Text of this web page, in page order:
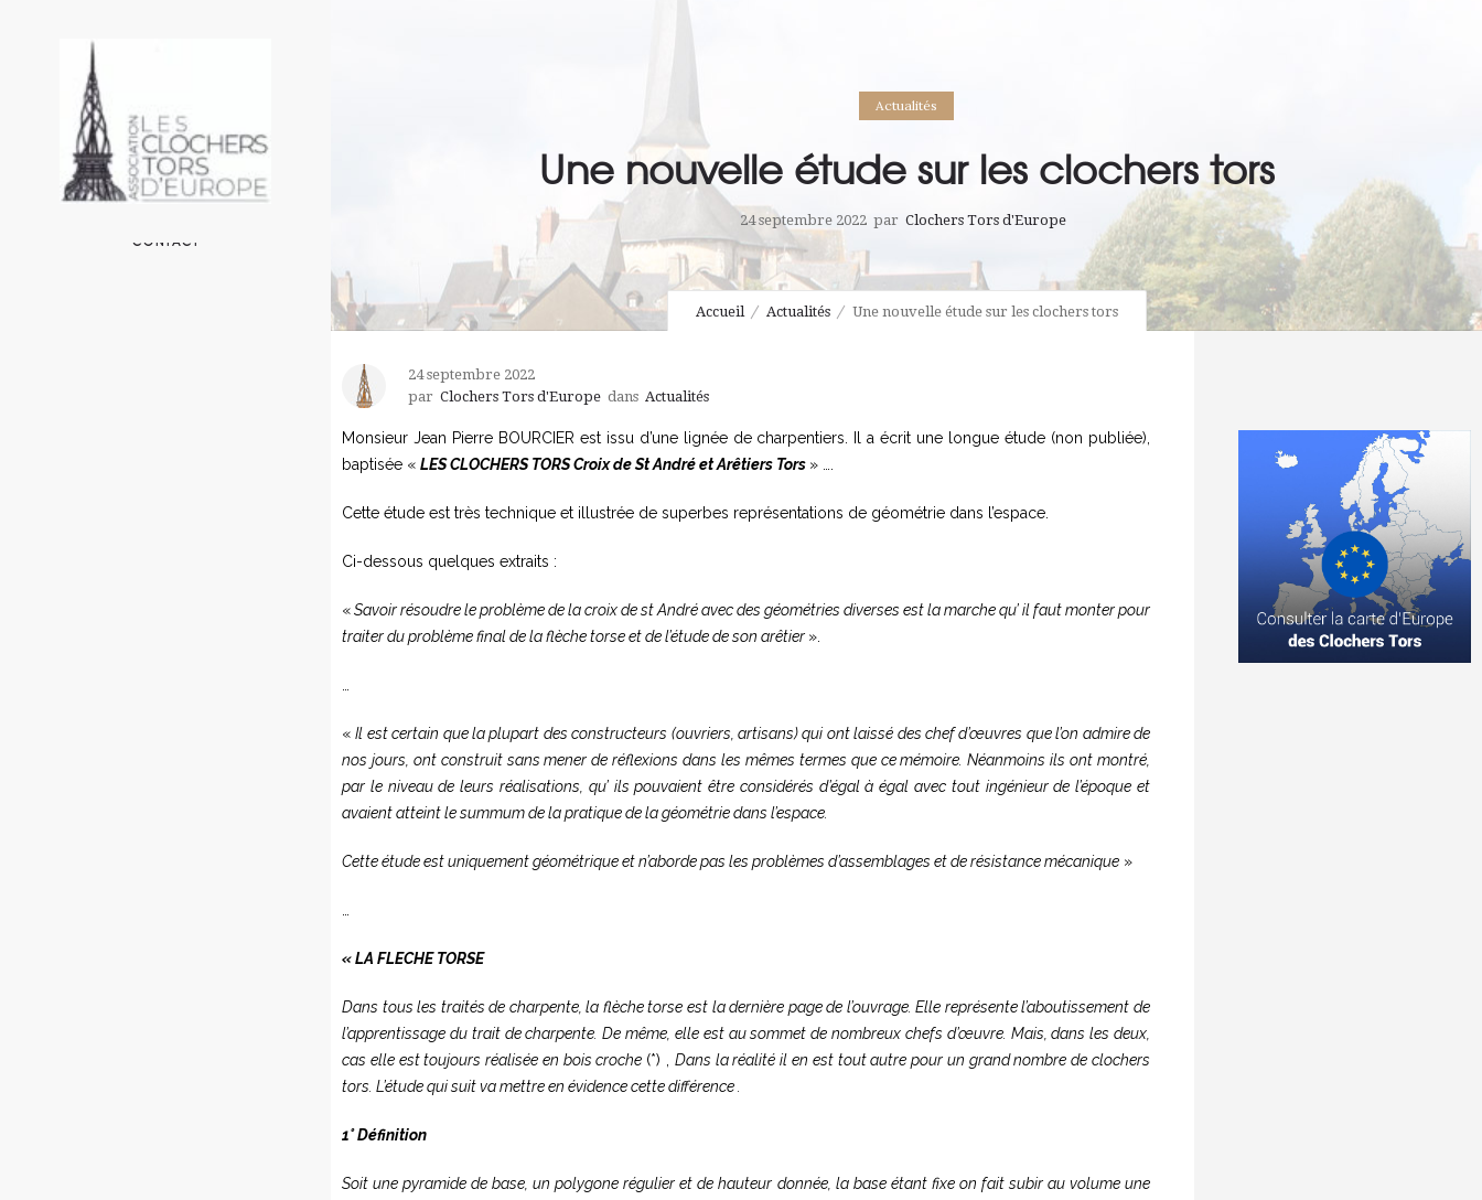
LES CLOCHERS EN EUROPE
UN PEU DE TECHNIQUE
AUTOUR DE L’ASSOCIATION
CONTACT
Actualités
Une nouvelle étude sur les clochers tors
24 septembre 2022 par Clochers Tors d'Europe
Accueil Actualités Une nouvelle étude sur les clochers tors
24 septembre 2022
par Clochers Tors d'Europe dans Actualités
Monsieur Jean Pierre BOURCIER est issu d’une lignée de charpentiers. Il a écrit une longue étude (non publiée),
baptisée « LES CLOCHERS TORS Croix de St André et Arêtiers Tors » ….
Cette étude est très technique et illustrée de superbes représentations de géométrie dans l’espace.
Ci-dessous quelques extraits :
«Savoir résoudre le problème de la croix de st André avec des géométries diverses est la marche qu’ il faut monter pour
traiter du problème final de la flèche torse et de l’étude de son arêtier ».
«Il est certain que la plupart des constructeurs (ouvriers, artisans) qui ont laissé des chef d’œuvres que l’on admire de
nos jours, ont construit sans mener de réflexions dans les mêmes termes que ce mémoire. Néanmoins ils ont montré,
par le niveau de leurs réalisations, qu’ ils pouvaient être considérés d’égal à égal avec tout ingénieur de l’époque et
avaient atteint le summum de la pratique de la géométrie dans l’espace.
Cette étude est uniquement géométrique et n’aborde pas les problèmes d’assemblages et de résistance mécanique »
« LA FLECHE TORSE
Dans tous les traités de charpente, la flèche torse est la dernière page de l’ouvrage. Elle représente l’aboutissement de
l’apprentissage du trait de charpente. De même, elle est au sommet de nombreux chefs d’œuvre. Mais, dans les deux,
cas elle est toujours réalisée en bois croche (*) , Dans la réalité il en est tout autre pour un grand nombre de clochers
tors. L’étude qui suit va mettre en évidence cette différence .
1° Définition
Soit une pyramide de base, un polygone régulier et de hauteur donnée, la base étant fixe on fait subir au volume une